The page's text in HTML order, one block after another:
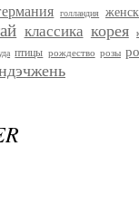
голландия
классика корея
птицы рождество розы